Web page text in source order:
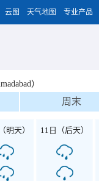
云图 天气地图 专业产品
）
周末
明天） 11日（后天）